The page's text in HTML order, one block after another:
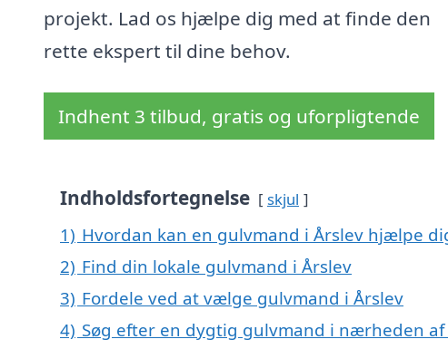
projekt. Lad os hjælpe dig med at finde den
rette ekspert til dine behov.
Indhent 3 tilbud, gratis og uforpligtende
Indholdsfortegnelse skjul
1) Hvordan kan en gulvmand i Årslev hjælpe
2) Find din lokale gulvmand i Årslev
3) Fordele ved at vælge gulvmand i Årslev
4) Søg efter en dygtig gulvmand i nærheden af